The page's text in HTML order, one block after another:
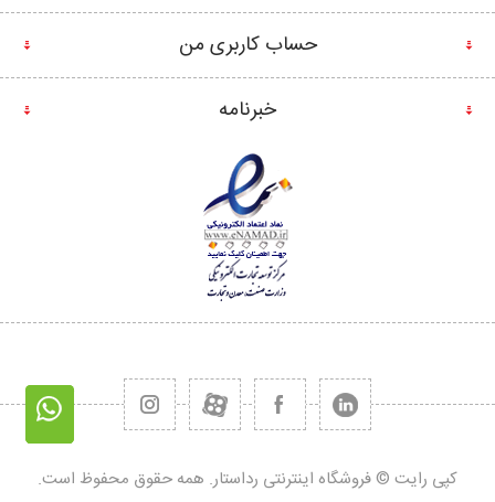
حساب کاربری من
خبرنامه
کپی رایت © فروشگاه اینترنتی رداستار. همه حقوق محفوظ است.